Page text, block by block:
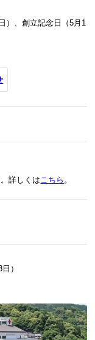
）、創立記念日（5月1
詳しくは こちら 。
）